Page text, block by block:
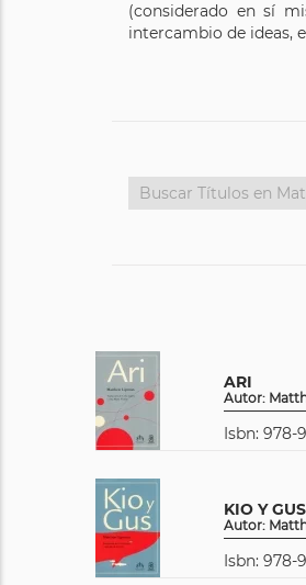
(considerado en sí
intercambio de ideas,
ARI
Autor:
Isbn: 978-
KIO Y GUS
Autor:
Isbn: 978-